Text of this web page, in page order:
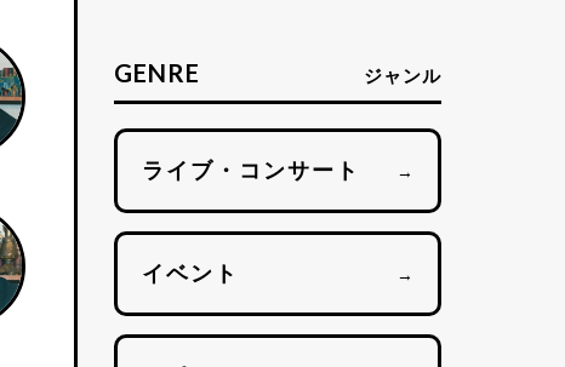
GENRE ジャンル
ライブ・コンサート →
イベント →